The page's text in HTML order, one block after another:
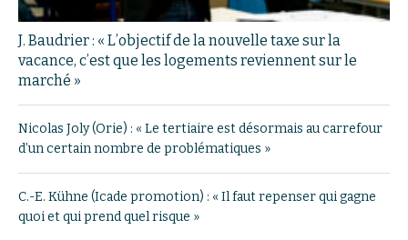
J. Baudrier : « L’objectif de la nouvelle taxe sur la
vacance, c’est que les logements reviennent sur le
marché »
Nicolas Joly (Orie) : « Le tertiaire est désormais au carrefour
d’un certain nombre de problématiques »
C.-E. Kühne (Icade promotion) : « Il faut repenser qui gagne
quoi et qui prend quel risque »